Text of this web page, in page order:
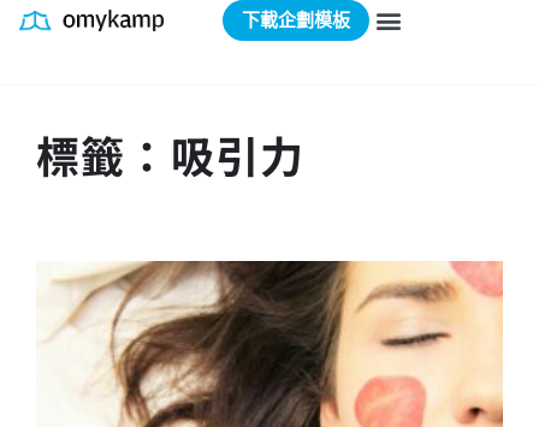
下載企劃模板
標籤：吸引力